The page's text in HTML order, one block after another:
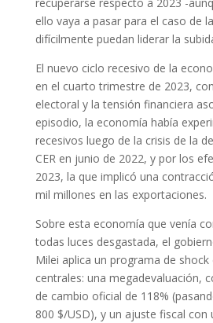
ello vaya a pasar para el caso de
difícilmente puedan liderar la
El nuevo ciclo recesivo de la
en el cuarto trimestre de 2023,
electoral y la tensión financiera
episodio, la economía había
recesivos luego de la crisis de la
CER en junio de 2022, y por los
2023, la que implicó una
mil millones en las exportaciones.
Sobre esta economía que venía
todas luces desgastada, el
Milei aplica un programa de
centrales: una megadevaluación,
de cambio oficial de 118%
800 $/USD), y un ajuste fiscal con